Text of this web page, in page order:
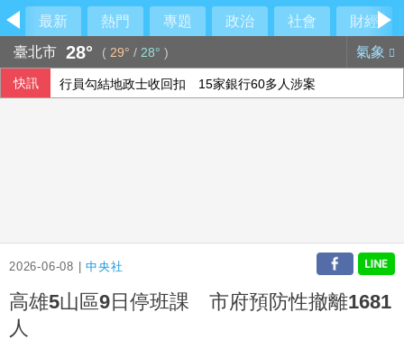
最新 熱門 專題 政治 社會
財經
臺北市 28° ( 29° / 28° ) 氣象
快訊 行員勾結地政士收回扣 15家銀行60多人涉案
2026-06-08 |中央社
高雄5山區9日停班課 市府預防性撤離1681
人